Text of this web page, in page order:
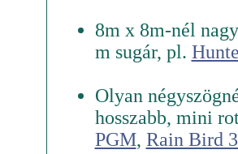
8m x 8m-nél
m sugár, pl.
Olyan
hosszabb, mini
PGM, Rain Bird